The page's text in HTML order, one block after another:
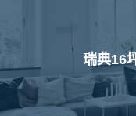
瑞典16